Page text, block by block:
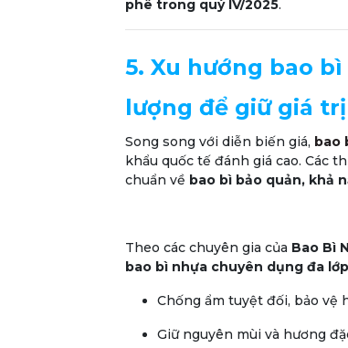
phê trong quý IV/2025.
5. Xu hướng bao
lượng để giữ giá
Song song với diễn biến giá, bao
khẩu quốc tế đánh giá cao. Các
chuẩn về bao bì bảo quản, khả
Theo các chuyên gia của Bao Bì
bao bì nhựa chuyên dụng đa lớp
Chống ẩm tuyệt đối, bảo vệ
Giữ nguyên mùi và hương